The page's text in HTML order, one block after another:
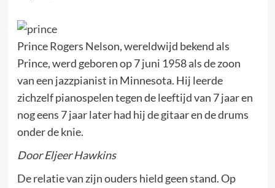
Prince Rogers Nelson, wereldwijd bekend als
Prince, werd geboren op 7 juni 1958 als de zoon
van een jazzpianist in Minnesota. Hij leerde
zichzelf pianospelen tegen de leeftijd van 7 jaar en
nog eens 7 jaar later had hij de gitaar en de drums
onder de knie.
Door Eljeer Hawkins
De relatie van zijn ouders hield geen stand. Op